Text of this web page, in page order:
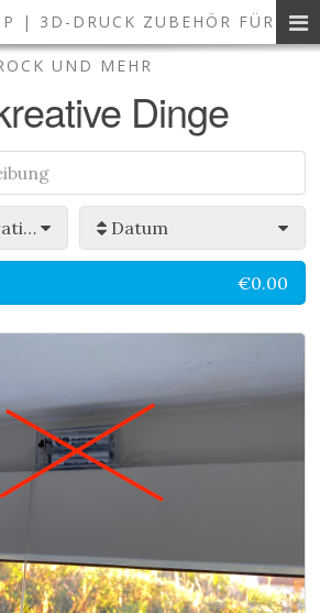
| 3D-DRUCK ZUBEHÖR FÜR
UND MEHR
3D-Druck Zubehör und Smart
Dinge
Datum
€0.00